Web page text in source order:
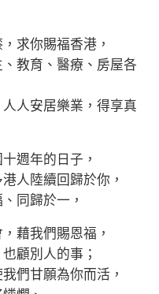
求你賜福香港，
教育、醫療、房屋各
人安居樂業，得享真
週年的日子，
人陸續回歸於你，
同歸於一，
藉我們賜恩福，
顧別人的事；
們甘願為你而活，